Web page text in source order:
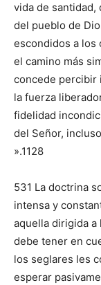
vida de santidad,
del pueblo de
escondidos a los
el camino más
concede percibir
la fuerza
fidelidad
del Señor,
».1128
531 La doctrina
intensa y
aquella dirigida a
debe tener en
los se­glares les
esperar